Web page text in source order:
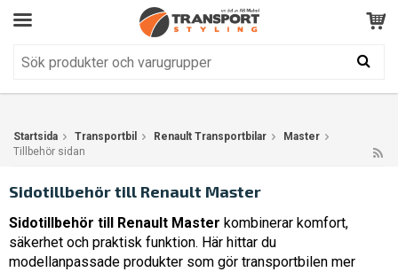
Kundservice
Startsida Transportbil Renault Transportbilar
Master
Tillbehör sidan
Sidotillbehör till Renault Master
Sidotillbehör till Renault Master kombinerar komfort,
säkerhet och praktisk funktion. Här hittar du
modellanpassade produkter som gör transportbilen mer